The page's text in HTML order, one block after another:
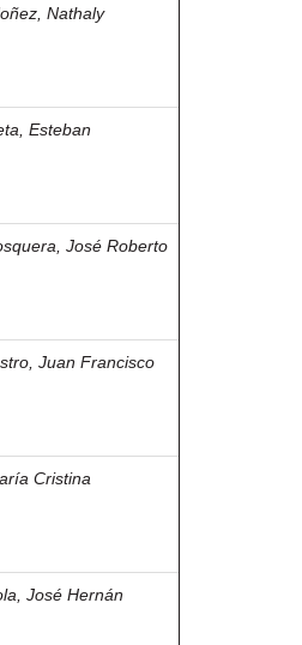
Nathaly
Esteban
José Roberto
Juan Francisco
Cristina
José Hernán